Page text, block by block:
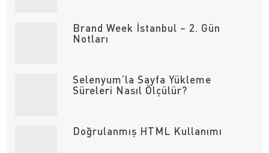
Brand Week İstanbul – 2. Gün
Notları
Selenyum’la Sayfa Yükleme
Süreleri Nasıl Ölçülür?
Doğrulanmış HTML Kullanımı